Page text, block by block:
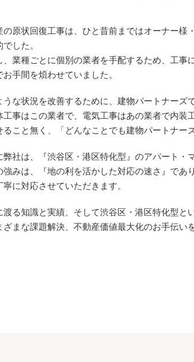
の原状回復工事は、ひと昔前まではオーナー
した。
、業種ごとに個別の業者を手配するため、工
お手間を煩わせていました。
うな状況を改善するために、建物パートナーズ
工事はこの業者で、電気工事はあの業者で内
ること無く、「どんなことでも建物パートナー
弊社は、『渋谷区・港区特化型』のアパート・
強みは、『地の利を活かした対応の速さ』であ
寧に対応させていただきます。
渡る知識と実績、そして渋谷区・港区特化型と
ざまな課題解決、不動産価値最大化のお手伝い